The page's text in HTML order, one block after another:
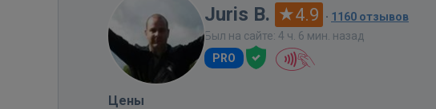
Juris B. 4.9 · 1160 отзывов
Был на сайте: 4 ч. 6 мин. назад
PRO
Цены